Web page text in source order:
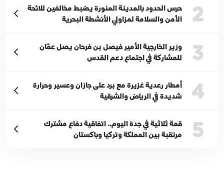
2
حرس الحدود بالمدينة المنورة يضبط مخالفين للائحة
الأمن والسلامة لمزاولي الأنشطة البحرية
3
وزير الخارجية الأمير فيصل بن فرحان يصل عمّان
للمشاركة في اجتماع دعم القدس
4
أمطار رعدية غزيرة مع برد على جازان وعسير وحرارة
شديدة في الرياض والشرقية
5
قمة ثلاثية في جدة اليوم.. اتفاقية دفاع مشترك
مرتقبة بين المملكة وتركيا وباكستان